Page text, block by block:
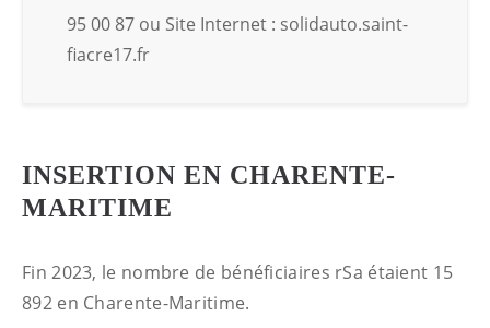
95 00 87 ou Site Internet : solidauto.saint-
fiacre17.fr
INSERTION EN CHARENTE-
MARITIME
Fin 2023, le nombre de bénéficiaires rSa étaient 15
892 en Charente-Maritime.